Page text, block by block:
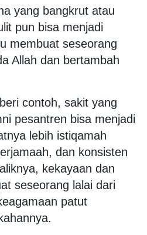
yang bangkrut atau
pun bisa menjadi
membuat seseorang
Allah dan bertambah
contoh, sakit yang
pesantren bisa menjadi
lebih istiqamah
dan konsisten
kekayaan dan
seseorang lalai dari
patut